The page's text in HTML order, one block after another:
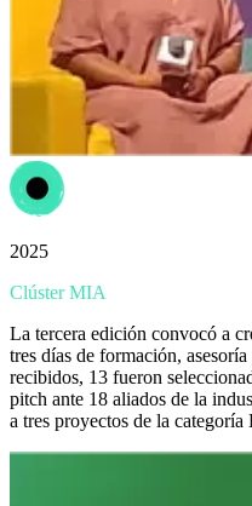
2025
Clúster MIA
La tercera edición convocó a
tres días de formación,
recibidos, 13 fueron
pitch ante 18 aliados de la
a tres proyectos de la